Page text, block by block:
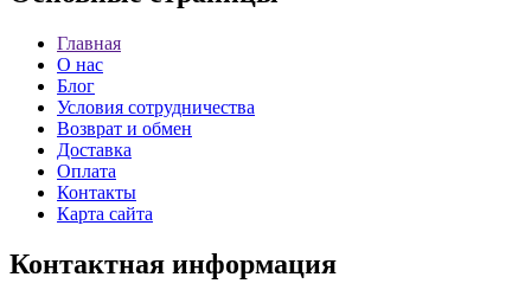
Главная
О нас
Блог
Условия сотрудничества
Возврат и обмен
Доставка
Оплата
Контакты
Карта сайта
Контактная информация